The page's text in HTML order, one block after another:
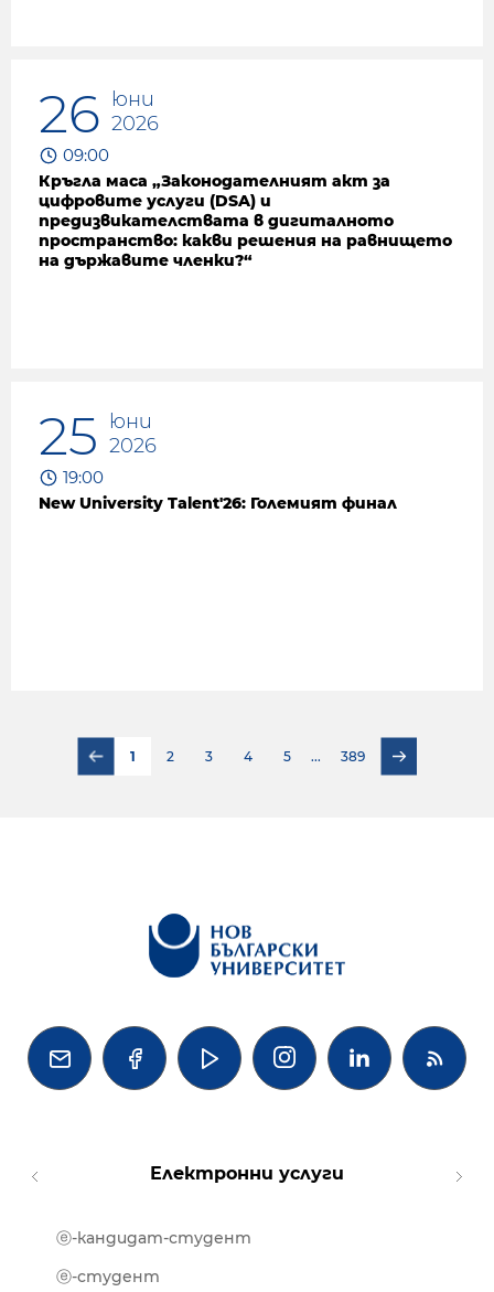
26 юни
2026
09:00
Кръгла маса „Законодателният акт за
цифровите услуги (DSA) и
предизвикателствата в дигиталното
пространство: какви решения на равнището
на държавите членки?“
25
юни
2026
19:00
New University Talent'26: Големият финал
1 2 3 4 5 ... 389
   
Електронни услуги
ⓔ-кандидат-студент
ⓔ-студент